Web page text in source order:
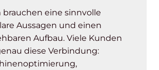
eine sinnvolle
Aussagen und einen
Aufbau. Viele Kunden
diese Verbindung: